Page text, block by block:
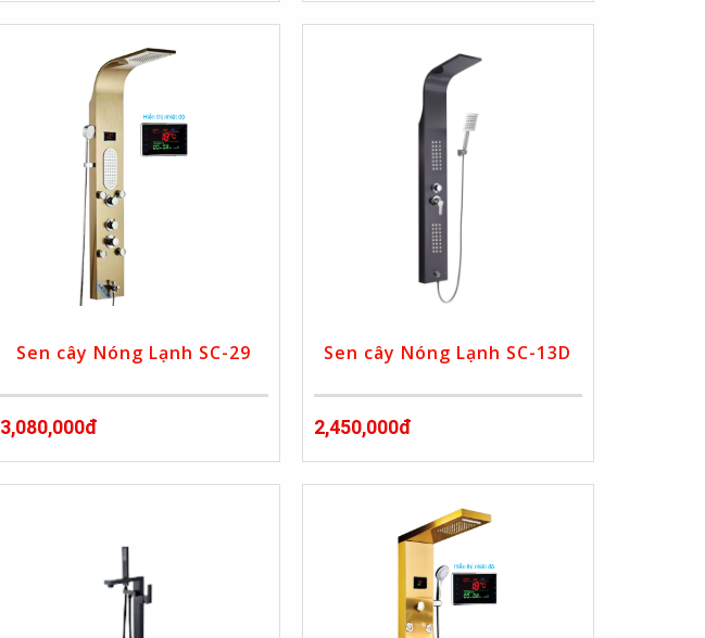
Sen cây Nóng Lạnh SC-29
3,080,000đ
Sen cây Nóng Lạnh SC-13D
2,450,000đ